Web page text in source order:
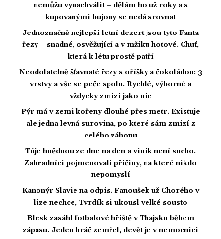
nemůžu vynachválit – dělám ho už roky a s
kupovanými bujony se nedá srovnat
Jednoznačně nejlepší letní dezert jsou tyto Fanta
řezy – snadné, osvěžující a v mžiku hotové. Chuť,
která k létu prostě patří
Neodolatelně šťavnaté řezy s oříšky a čokoládou: 3
vrstvy a vše se peče spolu. Rychlé, výborné a
vždycky zmizí jako nic
Pýr má v zemi kořeny dlouhé přes metr. Existuje
ale jedna levná surovina, po které sám zmizí z
celého záhonu
Túje hnědnou ze dne na den a viník není sucho.
Zahradníci pojmenovali příčiny, na které nikdo
nepomyslí
Kanonýr Slavie na odpis. Fanoušek už Chorého v
lize nechce, Tvrdík si ukousl velké sousto
Blesk zasáhl fotbalové hřiště v Thajsku během
zápasu. Jeden hráč zemřel, devět je v nemocnici